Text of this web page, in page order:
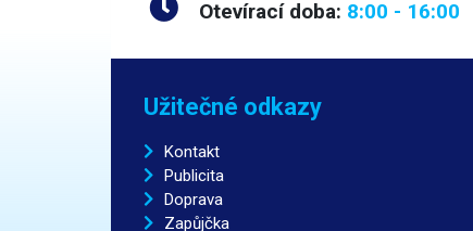
Otevírací doba: 8:00 - 16:00
Užitečné odkazy
Kontakt
Publicita
Doprava
Zapůjčka